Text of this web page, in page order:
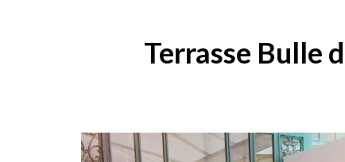
Terrasse Bulle